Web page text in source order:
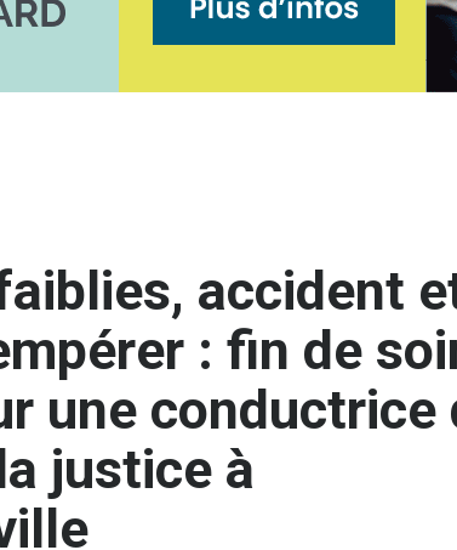
accident
: fin de
une conductrice
justice à